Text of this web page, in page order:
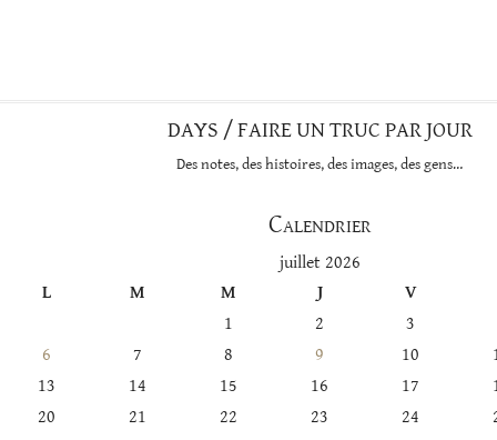
DAYS / FAIRE UN TRUC PAR JOUR
Des notes, des histoires, des images, des gens…
Calendrier
juillet 2026
L
M M J
V
1
2
3
6
7 8 9 10
13
14 15 16 17
20
21 22 23 24